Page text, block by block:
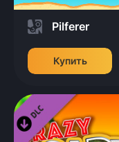
Pilferer
Купить